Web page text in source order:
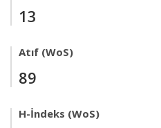
13
Atıf (WoS)
89
H-İndeks (WoS)